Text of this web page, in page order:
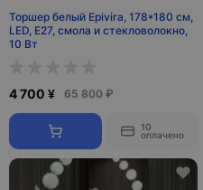
Торшер белый Epivira, 178*180 см,
LED, Е27, смола и стекловолокно,
10 Вт
4 700 ¥ 65 800 ₽
10
оплачено